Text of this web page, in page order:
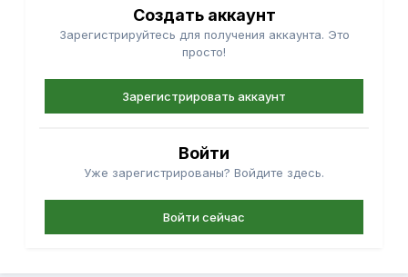
Создать аккаунт
Зарегистрируйтесь для получения аккаунта. Это
просто!
Зарегистрировать аккаунт
Войти
Уже зарегистрированы? Войдите здесь.
Войти сейчас